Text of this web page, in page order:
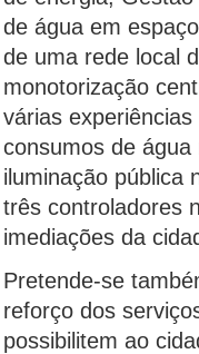
de água em
de uma rede local
monotorização
várias
consumos de
iluminação pública
três controladores
imediações da
Pretende-se
reforço dos
possibilitem ao